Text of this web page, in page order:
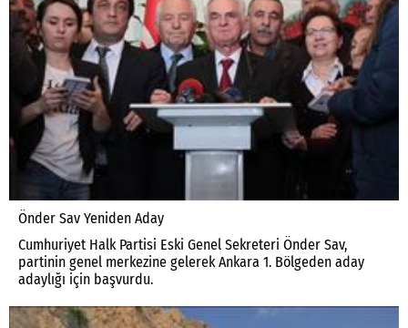
Önder Sav Yeniden Aday
Cumhuriyet Halk Partisi Eski Genel Sekreteri Önder Sav,
partinin genel merkezine gelerek Ankara 1. Bölgeden aday
adaylığı için başvurdu.